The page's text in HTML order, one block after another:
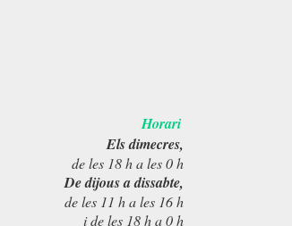
Horari
Els dimecres,
de les 18 h a les 0 h
De dijous a dissabte,
de les 11 h a les 16 h
i de les 18 h a 0 h